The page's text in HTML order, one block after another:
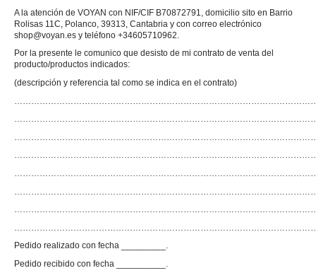
A la atención de VOYAN con NIF/CIF B70872791, domicilio sito en Barrio
Rolisas 11C, Polanco, 39313, Cantabria y con correo electrónico
shop@voyan.es y teléfono +34605710962.
Por la presente le comunico que desisto de mi contrato de venta del
producto/productos indicados:
(descripción y referencia tal como se indica en el contrato)
Pedido realizado con fecha _________.
Pedido recibido con fecha __________.